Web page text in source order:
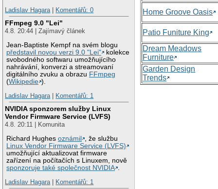
Ladislav Hagara| Komentářů: 0
FFmpeg 9.0 "Lei"
4.8. 20:44 | Zajímavý článek
Jean-Baptiste Kempf na svém blogu
představil novou verzi 9.0 "Lei"
kolekce
svobodného softwaru umožňujícího
nahrávání, konverzi a streamovaní
digitálního zvuku a obrazu FFmpeg
(Wikipedie ).
Ladislav Hagara| Komentářů: 1
NVIDIA sponzorem služby Linux
Vendor Firmware Service (LVFS)
4.8. 20:11 | Komunita
Richard Hughesoznámil
, že službu
Linux Vendor Firmware Service (LVFS)
umožňující aktualizovat firmware
zařízení na počítačích s Linuxem, nově
sponzoruje také společnost NVIDIA
Ladislav Hagara| Komentářů: 1
Home Groove Oasis
Patio Funiture King
Dream Meadows
Furniture
Garden Design
Trends